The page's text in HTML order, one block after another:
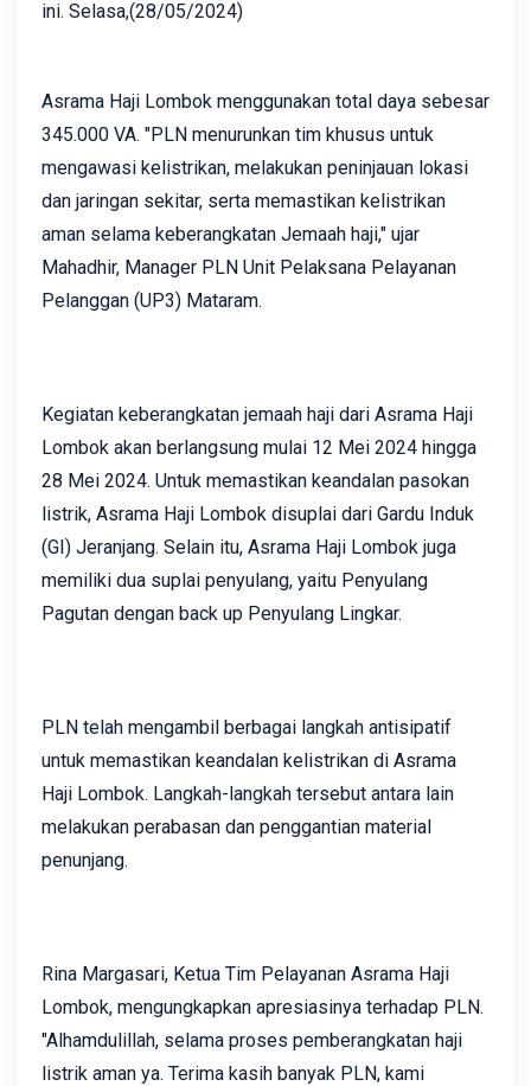
ini. Selasa,(28/05/2024)
Asrama Haji Lombok menggunakan total daya sebesar
345.000 VA. "PLN menurunkan tim khusus untuk
mengawasi kelistrikan, melakukan peninjauan lokasi
dan jaringan sekitar, serta memastikan kelistrikan
aman selama keberangkatan Jemaah haji," ujar
Mahadhir, Manager PLN Unit Pelaksana Pelayanan
Pelanggan (UP3) Mataram.
Kegiatan keberangkatan jemaah haji dari Asrama Haji
Lombok akan berlangsung mulai 12 Mei 2024 hingga
28 Mei 2024. Untuk memastikan keandalan pasokan
listrik, Asrama Haji Lombok disuplai dari Gardu Induk
(GI) Jeranjang. Selain itu, Asrama Haji Lombok juga
memiliki dua suplai penyulang, yaitu Penyulang
Pagutan dengan back up Penyulang Lingkar.
PLN telah mengambil berbagai langkah antisipatif
untuk memastikan keandalan kelistrikan di Asrama
Haji Lombok. Langkah-langkah tersebut antara lain
melakukan perabasan dan penggantian material
penunjang.
Rina Margasari, Ketua Tim Pelayanan Asrama Haji
Lombok, mengungkapkan apresiasinya terhadap PLN.
"Alhamdulillah, selama proses pemberangkatan haji
listrik aman ya. Terima kasih banyak PLN, kami